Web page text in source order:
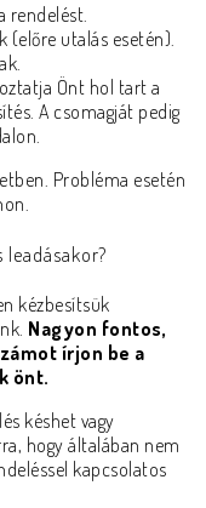
rendelést.
(előre utalás esetén).
Önt hol tart a
A csomagját pedig
Probléma esetén
kézbesítsük
Nagyon fontos,
írjon be a
önt.
késhet vagy
hogy általában nem
kapcsolatos